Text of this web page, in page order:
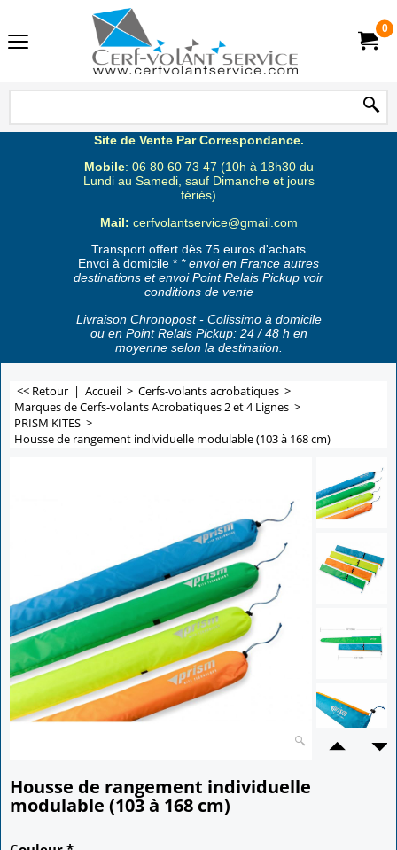
0
Site de Vente Par Correspondance.
Mobile: 06 80 60 73 47 (10h à 18h30 du
Lundi au Samedi, sauf Dimanche et jours
fériés)
Mail: cerfvolantservice@gmail.com
Transport offert dès 75 euros d'achats
Envoi à domicile * * envoi en France autres
destinations et envoi Point Relais Pickup voir
conditions de vente
Livraison Chronopost - Colissimo à domicile
ou en Point Relais Pickup: 24 / 48 h en
moyenne selon la destination.
<< Retour | Accueil > Cerfs-volants acrobatiques >
Marques de Cerfs-volants Acrobatiques 2 et 4 Lignes >
PRISM KITES >
Housse de rangement individuelle modulable (103 à 168 cm)
Housse de rangement individuelle
modulable (103 à 168 cm)